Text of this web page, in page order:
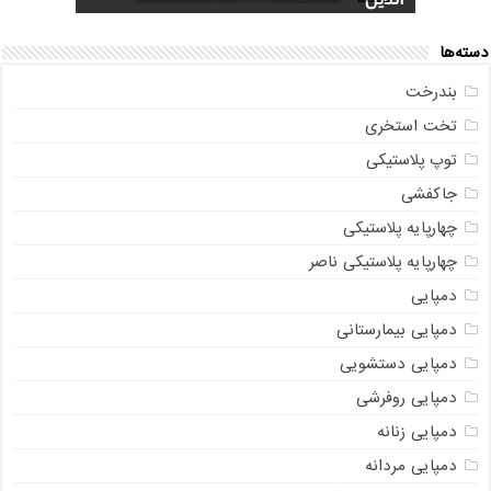
دسته‌ها
بندرخت
تخت استخری
توپ پلاستیکی
جاکفشی
چهارپایه پلاستیکی
چهارپایه پلاستیکی ناصر
دمپایی
دمپایی بیمارستانی
دمپایی دستشویی
دمپایی روفرشی
دمپایی زنانه
دمپایی مردانه